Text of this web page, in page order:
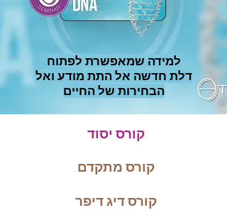
למידה שמאפשרת לפתוח
דלת חדשה אל התת מודע ואל
הבחירות של החיים
קורס יסוד
קורס מתקדם
קורס דיג דיפר